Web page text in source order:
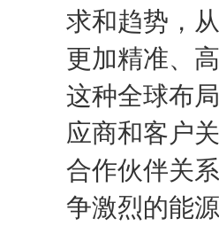
求和趋势，
更加精准、
这种全球布
应商和客户
合作伙伴关
争激烈的能